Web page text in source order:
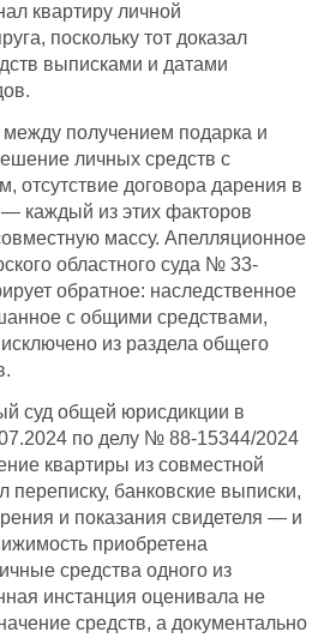
квартиру личной
поскольку тот доказал
выписками и датами
получением подарка и
личных средств с
отсутствие договора дарения в
каждый из этих факторов
массу. Апелляционное
областного суда № 33-
обратное: наследственное
с общими средствами,
из раздела общего
суд общей юрисдикции в
по делу № 88-15344/2024
квартиры из совместной
переписку, банковские выписки,
и показания свидетеля — и
приобретена
средства одного из
инстанция оценивала не
средств, а документально